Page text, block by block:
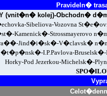
Pravideln�
(vnit�n� kolej)-Obchodn�
Sibeliova-Vozovna
Kamenick�-Strossmayerovo
Jind�i�sk�-V�clavsk�
�t�p�nsk�-I.P.Pavlova-Bruselsk�-
Horky-Pod Jezerkou-Michelsk�-